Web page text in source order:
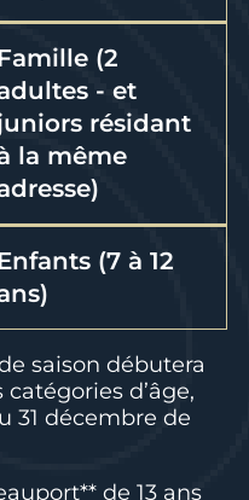
(2
- et
résidant
la même
(7 à 12
saison débutera
catégories d’âge,
31 décembre de
de 13 ans